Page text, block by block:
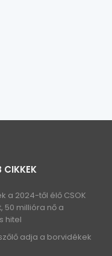
CIKKEK
a 2024-től élő CSOK
50 millióra nő a
hitel
adja a borvidékek